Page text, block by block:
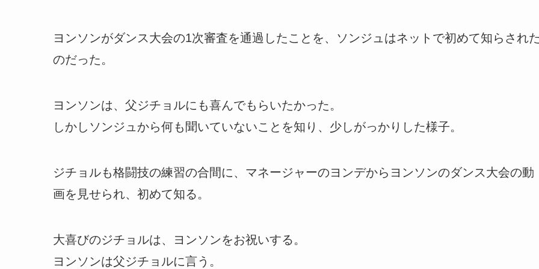
ヨンソンがダンス大会の1次審査を通過したことを、ソンジュはネットで初めて知らされ
のだった。
ヨンソンは、父ジチョルにも喜んでもらいたかった。
しかしソンジュから何も聞いていないことを知り、少しがっかりした様子。
ジチョルも格闘技の練習の合間に、マネージャーのヨンデからヨンソンのダンス大会の動
画を見せられ、初めて知る。
大喜びのジチョルは、ヨンソンをお祝いする。
ヨンソンは父ジチョルに言う。